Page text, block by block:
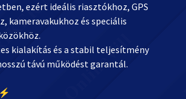
ezért ideális riasztókhoz, GPS
kameravakukhoz és speciális
kialakítás és a stabil teljesítmény
távú működést garantál.